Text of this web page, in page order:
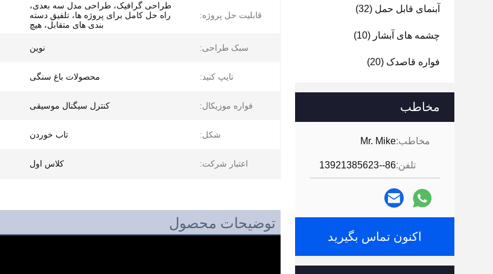
آبنمای قابل حمل (32)
چشمه های آبشار (10)
فواره قاصدک (20)
مخاطب
مخاطب:Mr. Mike
تلفن:86--13921385623
اکنون تماس بگیرید
قابلیت حل پروژه:
طراحی گرافیک، طراحی مدل سه بعدی،
راه حل کامل برای پروژه ها، تلفیق دسته
بندی های متقابل، هیچ
سبک طراحی: نوین
تایپ کنید: محصولات باغ سنگی
فواره موزیکال: کنترل سیگنال موسیقی
شکل: تاب خوردن
اعتبار شرکت: کلاس اول
توضیحات محصول